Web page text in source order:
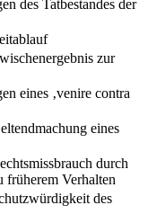
des Tatbestandes der
zur
eines ‚venire contra
eines
durch
früherem Verhalten
des